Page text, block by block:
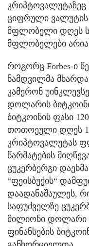
კრიპტოვალუტაზეც
ციფრული ვალუტის
მფლობელი დღეს
მფლობელები
როგორც Forbes-ი
ნამდვილმა
კამერონ
დოლარის
ბიტკოინის ფასი
თოთოეული დღეს
კრიპტოვალუტას
წარმატების
ცუკერბერგი
“ფეისბუქის“
დაადანაშაულეს,
საფუძველზე
მილიონი დოლარი
ფინანსების